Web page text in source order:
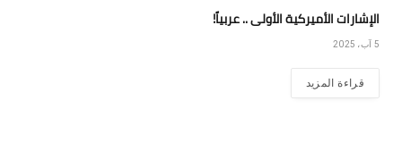
الإشارات الأميركية الأولى .. عربياً!
5 آب، 2025
قراءة المزيد